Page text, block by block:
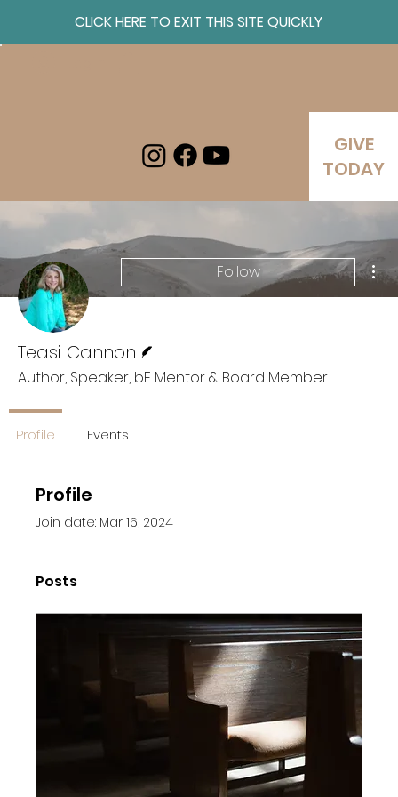
CLICK HERE TO EXIT THIS SITE QUICKLY
GIVE
TODAY
Profile
Join date: Mar 16, 2024
Posts
Follow
Teasi Cannon
Author, Speaker, bE Mentor & Board Member
Profile Events